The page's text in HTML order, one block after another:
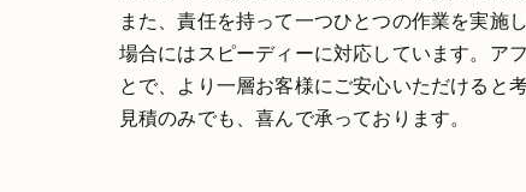
また、責任を持って一つひとつの作業を実施
場合にはスピーディーに対応しています。ア
とで、より一層お客様にご安心いただけると
見積のみでも、喜んで承っております。